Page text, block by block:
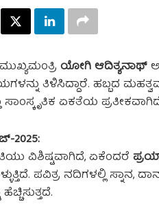
ಯೋಗಿ ಆದಿತ್ಯನಾಥ್
ತಿಳಿಸಿದ್ದಾರೆ. ಹಬ್ಬದ
ಏಕತೆಯ
2025:
ವಿಶಿಷ್ಟವಾಗಿದೆ, ಏಕೆಂದರೆ
ಪವಿತ್ರ ನದಿಗಳಲ್ಲಿ ಸ್ನಾನ,